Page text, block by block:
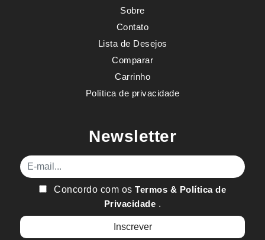
Sobre
Contato
Lista de Desejos
Comparar
Carrinho
Política de privacidade
Newsletter
E-mail
Concordo com osTermos & Política de
Privacidade .